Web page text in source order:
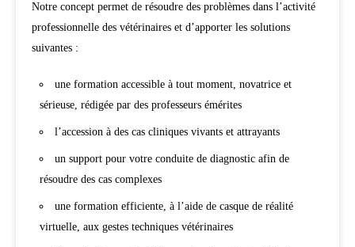
Notre concept permet de résoudre des problèmes dans l’activité
professionnelle des vétérinaires et d’apporter les solutions
suivantes :
une formation accessible à tout moment, novatrice et
sérieuse, rédigée par des professeurs émérites
l’accession à des cas cliniques vivants et attrayants
un support pour votre conduite de diagnostic afin de
résoudre des cas complexes
une formation efficiente, à l’aide de casque de réalité
virtuelle, aux gestes techniques vétérinaires